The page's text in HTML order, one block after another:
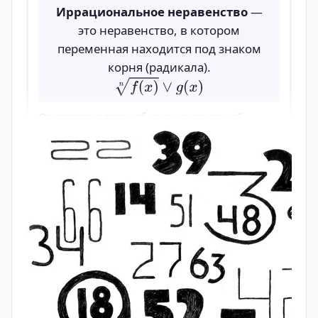
Мыши 343 73=343
Колосья 2401 7 4=2401
16807 5
Итого 19607
Сумма всех
членов
Оригинал текста
Задачи 24-29: "Аха" (нахождение
неизвестного количества)
: Линейные уравнения вида x+x/n=k